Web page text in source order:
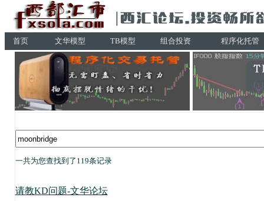
首页 文华模型 TB模型 组合投资 程序化托管
一共为您查找到了119条记录
请教KD问题-文华论坛